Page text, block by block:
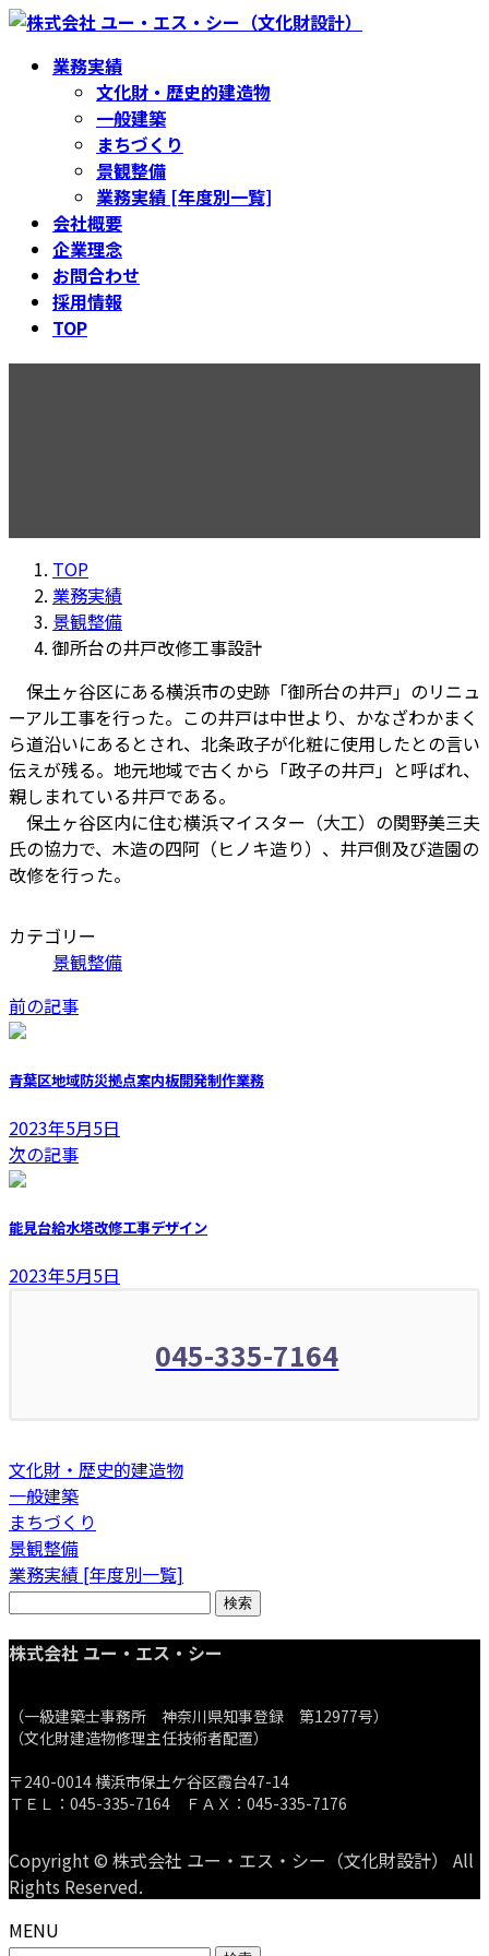
コ
ナ
業務実績
文化財・歴史的建造物
一般建築
まちづくり
景観整備
業務実績 [年度別一覧]
会社概要
企業理念
お問合わせ
採用情報
TOP
TOP
業務実績
景観整備
御所台の井戸改修工事設計
保土ヶ谷区にある横浜市の史跡「御所台の井戸」のリニュ
ーアル工事を行った。この井戸は中世より、かなざわかまく
ら道沿いにあるとされ、北条政子が化粧に使用したとの言い
伝えが残る。地元地域で古くから「政子の井戸」と呼ばれ、
親しまれている井戸である。
保土ヶ谷区内に住む横浜マイスター（大工）の関野美三夫
氏の協力で、木造の四阿（ヒノキ造り）、井戸側及び造園の
改修を行った。
カテゴリー
景観整備
前の記事
青葉区地域防災拠点案内板開発制作業務
2023年5月5日
次の記事
能見台給水塔改修工事デザイン
2023年5月5日
045-335-7164
文化財・歴史的建造物
一般建築
まちづくり
景観整備
業務実績 [年度別一覧]
検
株式会社 ユー・エス・シー
（一級建築士事務所 神奈川県知事登録 第12977号）
（文化財建造物修理主任技術者配置）
〒240-0014 横浜市保土ケ谷区霞台47-14
ＴＥＬ：045-335-7164 ＦＡＸ：045-335-7176
Copyright © 株式会社 ユー・エス・シー（文化財設計） All
Rights Reserved.
MENU